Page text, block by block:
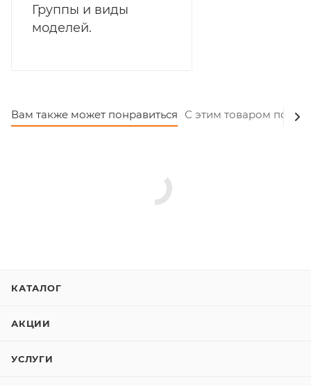
Группы и виды
моделей.
Вам также может понравиться С этим товаром
КАТАЛОГ
АКЦИИ
УСЛУГИ